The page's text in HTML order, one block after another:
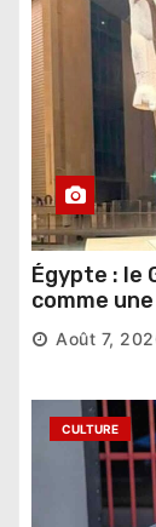
Égypte : le
comme
étrangers
Août 7,
CULTURE